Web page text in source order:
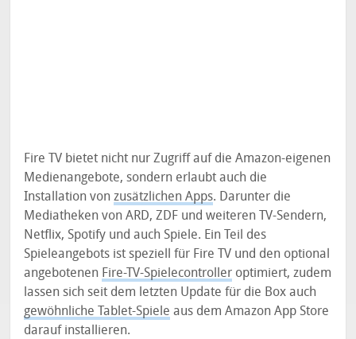
Fire TV bietet nicht nur Zugriff auf die Amazon-eigenen
Medienangebote, sondern erlaubt auch die
Installation vonzusätzlichen Apps. Darunter die
Mediatheken von ARD, ZDF und weiteren TV-Sendern,
Netflix, Spotify und auch Spiele. Ein Teil des
Spieleangebots ist speziell für Fire TV und den optional
angebotenen Fire-TV-Spielecontroller optimiert, zudem
lassen sich seit dem letzten Update für die Box auch
gewöhnliche Tablet-Spiele aus dem Amazon App Store
darauf installieren.